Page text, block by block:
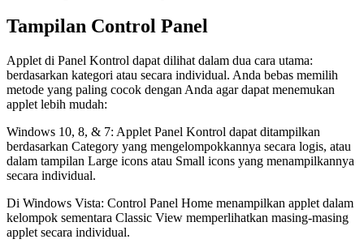
Tampilan Control Panel
Applet di Panel Kontrol dapat dilihat dalam dua cara utama:
berdasarkan kategori atau secara individual. Anda bebas memilih
metode yang paling cocok dengan Anda agar dapat menemukan
applet lebih mudah:
Windows 10, 8, & 7: Applet Panel Kontrol dapat ditampilkan
berdasarkan Category yang mengelompokkannya secara logis, atau
dalam tampilan Large icons atau Small icons yang menampilkannya
secara individual.
Di Windows Vista: Control Panel Home menampilkan applet dalam
kelompok sementara Classic View memperlihatkan masing-masing
applet secara individual.